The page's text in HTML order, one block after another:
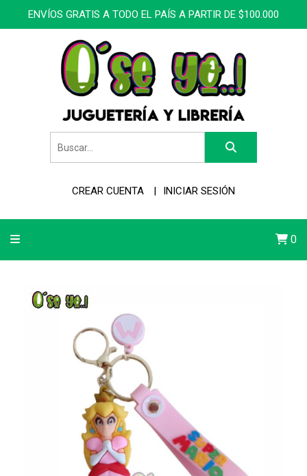
ENVÍOS GRATIS A TODO EL PAÍS A PARTIR DE $100.000
CREAR CUENTA INICIAR SESIÓN
0